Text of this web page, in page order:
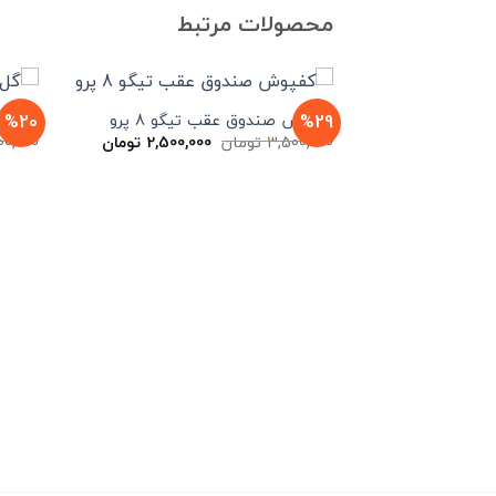
محصولات مرتبط
%29
کفپوش صندوق عقب تیگو 8 پرو
3,500,000 تومان قیمت
اصلی
2,500,000 تومان
%20
گل